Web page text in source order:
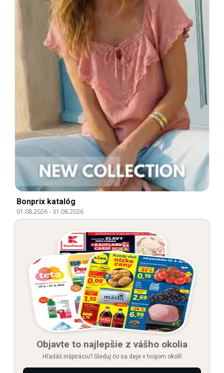
Bonprix katalóg
01.08.2026-31.08.2026
Objavte to najlepšie z vášho okolia
Hľadáš inšpiráciu? Sleduj čo sa deje v tvojom okolí!